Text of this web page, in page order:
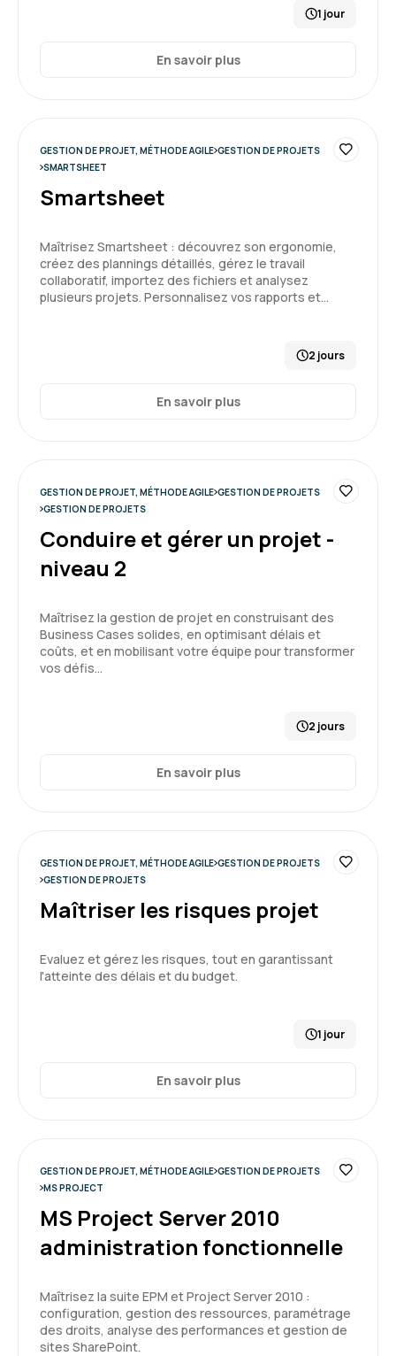
correspondait plutôt à une formation niveau 1
pour cette formation.
Adaptabilité du format en fonction des besoins.
Formation : Conduire et gérer un projet
4
besoins que l'on fait remonté au fur et à mesure
Formation : Conduire et gérer un projet - niveau 2
1 jour
En savoir plus
GESTION DE PROJET, MÉTHODE AGILE GESTION DE PROJETS
SMARTSHEET
Smartsheet
Maîtrisez Smartsheet : découvrez son ergonomie,
créez des plannings détaillés, gérez le travail
collaboratif, importez des fichiers et analysez
plusieurs projets. Personnalisez vos rapports et…
2 jours
En savoir plus
GESTION DE PROJET, MÉTHODE AGILE GESTION DE PROJETS
GESTION DE PROJETS
Conduire et gérer un projet -
niveau 2
Maîtrisez la gestion de projet en construisant des
Business Cases solides, en optimisant délais et
coûts, et en mobilisant votre équipe pour transformer
vos défis…
2 jours
En savoir plus
GESTION DE PROJET, MÉTHODE AGILE GESTION DE PROJETS
GESTION DE PROJETS
Maîtriser les risques projet
Evaluez et gérez les risques, tout en garantissant
l'atteinte des délais et du budget.
1 jour
En savoir plus
GESTION DE PROJET, MÉTHODE AGILE GESTION DE PROJETS
MS PROJECT
MS Project Server 2010
administration fonctionnelle
Maîtrisez la suite EPM et Project Server 2010 :
configuration, gestion des ressources, paramétrage
des droits, analyse des performances et gestion de
sites SharePoint.